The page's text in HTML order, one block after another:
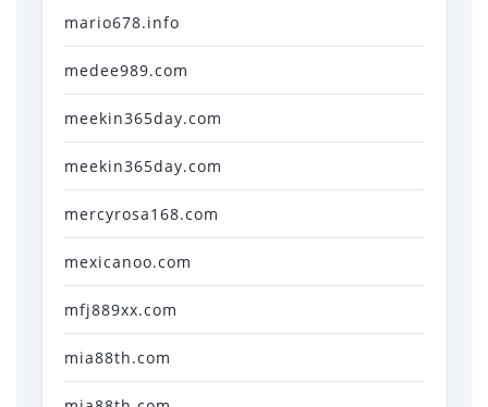
mario678.info
medee989.com
meekin365day.com
meekin365day.com
mercyrosa168.com
mexicanoo.com
mfj889xx.com
mia88th.com